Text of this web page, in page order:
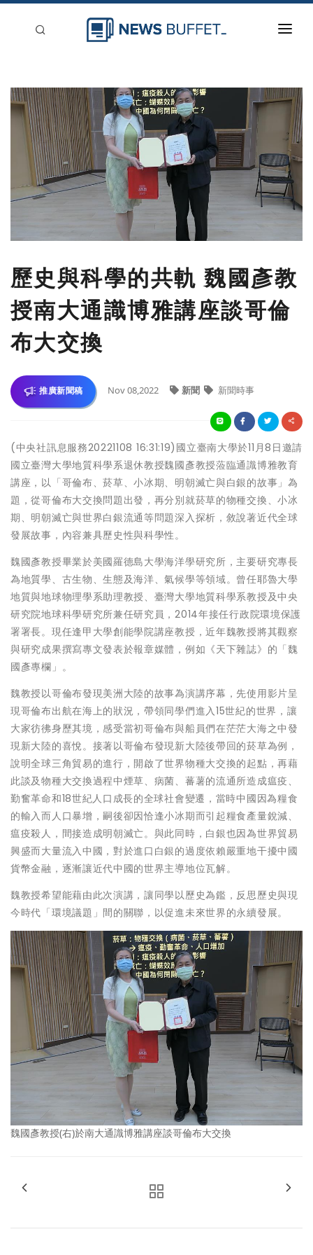
新聞稿分類
登入
刊登
歷史與科學的共軌 魏國彥教
授南大通識博雅講座談哥倫
布大交換
推廣新聞稿 Nov 08,2022 新聞 新聞時事
(中央社訊息服務20221108 16:31:19)國立臺南大學於11月8日邀請
國立臺灣大學地質科學系退休教授魏國彥教授蒞臨通識博雅教育
講座，以「哥倫布、菸草、小冰期、明朝滅亡與白銀的故事」為
題，從哥倫布大交換問題出發，再分別就菸草的物種交換、小冰
期、明朝滅亡與世界白銀流通等問題深入探析，敘說著近代全球
發展故事，內容兼具歷史性與科學性。
魏國彥教授畢業於美國羅德島大學海洋學研究所，主要研究專長
為地質學、古生物、生態及海洋、氣候學等領域。曾任耶魯大學
地質與地球物理學系助理教授、臺灣大學地質科學系教授及中央
研究院地球科學研究所兼任研究員，2014年接任行政院環境保護
署署長。現任逢甲大學創能學院講座教授，近年魏教授將其觀察
與研究成果撰寫專文發表於報章媒體，例如《天下雜誌》的「魏
國彥專欄」。
魏教授以哥倫布發現美洲大陸的故事為演講序幕，先使用影片呈
現哥倫布出航在海上的狀況，帶領同學們進入15世紀的世界，讓
大家彷彿身歷其境，感受當初哥倫布與船員們在茫茫大海之中發
現新大陸的喜悅。接著以哥倫布發現新大陸後帶回的菸草為例，
說明全球三角貿易的進行，開啟了世界物種大交換的起點，再藉
此談及物種大交換過程中煙草、病菌、蕃薯的流通所造成瘟疫、
勤奮革命和18世紀人口成長的全球社會變遷，當時中國因為糧食
的輸入而人口暴增，嗣後卻因恰逢小冰期而引起糧食產量銳減、
瘟疫殺人，間接造成明朝滅亡。與此同時，白銀也因為世界貿易
興盛而大量流入中國，對於進口白銀的過度依賴嚴重地干擾中國
貨幣金融，逐漸讓近代中國的世界主導地位瓦解。
魏教授希望能藉由此次演講，讓同學以歷史為鑑，反思歷史與現
今時代「環境議題」間的關聯，以促進未來世界的永續發展。
魏國彥教授(右)於南大通識博雅講座談哥倫布大交換